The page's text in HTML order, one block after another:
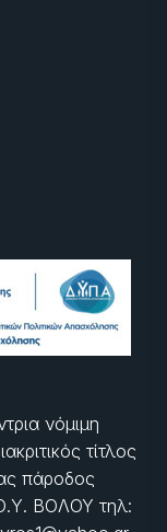
νόμιμη
τίτλος
πάροδος
ΒΟΛΟΥ τηλ: